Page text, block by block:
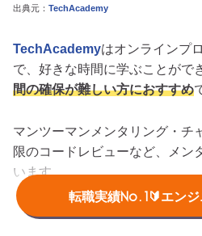
転職実績No.1🔰エン
出典元： TechAcademy
TechAcademyはオンラインプ
で、好きな時間に学ぶことがで
間の確保が難しい方におすすめ
マンツーマンメンタリング・チ
限のコードレビューなど、メン
います。
Rubyが学べるWebアプリケー